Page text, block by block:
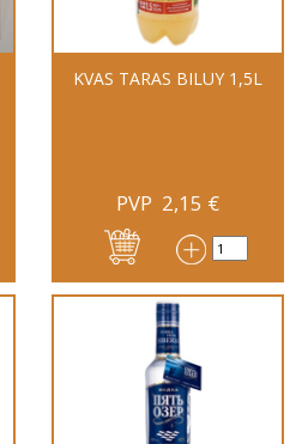
KVAS TARAS BILUY 1,5L
PVP 2,15 €